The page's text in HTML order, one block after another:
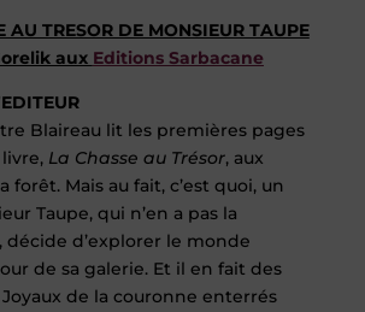
AU TRESOR DE MONSIEUR TAUPE
aux Editions Sarbacane
Blaireau lit les premières pages
La Chasse au Trésor, aux
forêt. Mais au fait, c’est quoi, un
Taupe, qui n’en a pas la
d’explorer le monde
de sa galerie. Et il en fait des
de la couronne enterrés